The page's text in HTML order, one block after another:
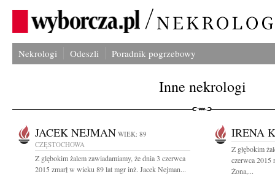
Nekrologi Odeszli Poradnik pogrzebowy
Inne nekrologi
JACEK NEJMAN WIEK: 89
CZĘSTOCHOWA
Z glębokim żalem zawiadamiamy, że dnia 3 czerwca
2015 zmarł w wieku 89 lat mgr inż. Jacek Nejman...
IRENA
Z głębokim
czerwca 2015
Żona,...